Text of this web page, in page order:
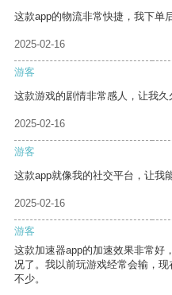
这款app的物流非常快捷，我下单
2025-02-16
游客
这款游戏的剧情非常感人，让我久
2025-02-16
游客
这款app就像我的社交平台，让我
2025-02-16
游客
这款加速器app的加速效果非常好
况了。我以前玩游戏经常会输，
不少。